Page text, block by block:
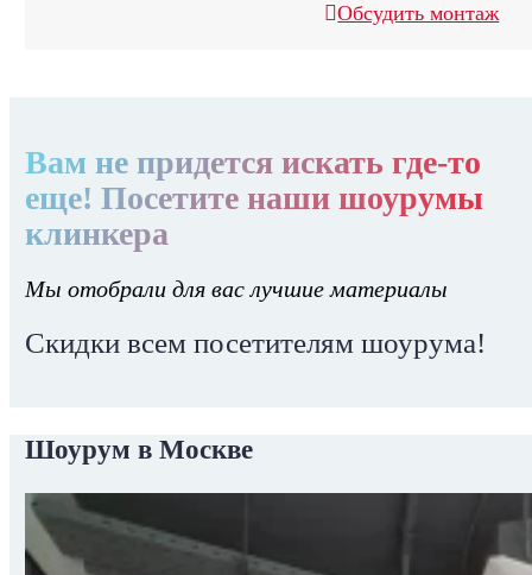
Обсудить монтаж
Вам не придется искать где-то
еще! Посетите наши шоурумы
клинкера
Мы отобрали для вас лучшие материалы
Скидки всем посетителям шоурума!
Шоурум в Москве